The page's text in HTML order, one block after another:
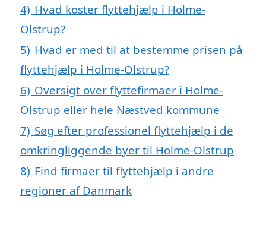
4) Hvad koster flyttehjælp i Holme-
Olstrup?
5) Hvad er med til at bestemme prisen på
flyttehjælp i Holme-Olstrup?
6) Oversigt over flyttefirmaer i Holme-
Olstrup eller hele Næstved kommune
7) Søg efter professionel flyttehjælp i de
omkringliggende byer til Holme-Olstrup
8) Find firmaer til flyttehjælp i andre
regioner af Danmark